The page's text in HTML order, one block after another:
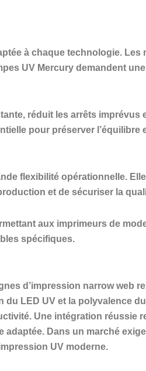
à chaque technologie.
UV Mercury demandent
réduit les arrêts imprévus
pour préserver l’équilibre
flexibilité opérationnelle.
et de sécuriser la
aux imprimeurs de
spécifiques.
d’impression narrow web
LED UV et la polyvalence
Une intégration réussie
Dans un marché
UV moderne.